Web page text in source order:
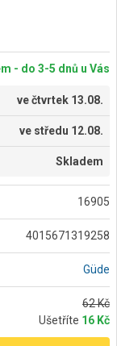
- do 3-5 dnů u Vás
večtvrtek 13.08.
ve středu 12.08.
Skladem
16905
4015671319258
Güde
62 Kč
Ušetříte 16 Kč